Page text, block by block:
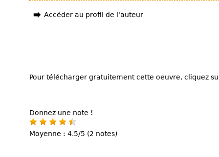
Accéder au profil de l'auteur
Pour télécharger gratuitement cette oeuvre, cliquez
Donnez une note !
Moyenne : 4.5/5 (2 notes)